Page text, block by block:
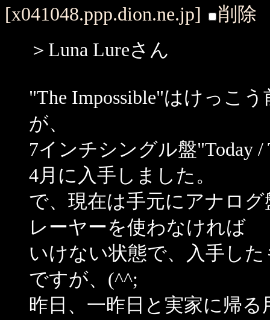
[x041048.ppp.dion.ne.jp]
削除
＞Luna Lureさん
"The Impossible"はけっこ
が、
7インチシングル盤"Today
4月に入手しました。
で、現在は手元にアナロ
レーヤーを使わなければ
いけない状態で、入手し
ですが、(^^;
昨日、一昨日と実家に帰